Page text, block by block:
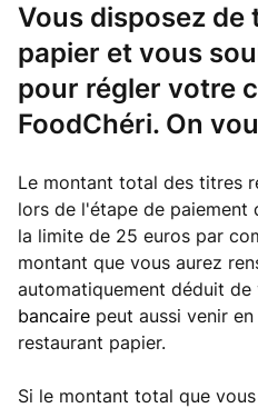
Vous disposez
papier et vous
pour régler votre
FoodChéri. On
Le montant total des titres
lors de l'étape de paiement
la limite de 25 euros par
montant que vous aurez
automatiquement déduit
bancaire peut aussi venir
restaurant papier.
Si le montant total que